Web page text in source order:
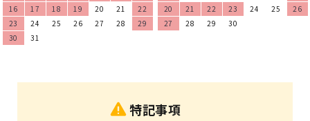
16
17 18 19 20 21
22
23
24 25 26 27 28
29
30
31
20
21 22 23 24 25
26
27
28 29 30
特記事項